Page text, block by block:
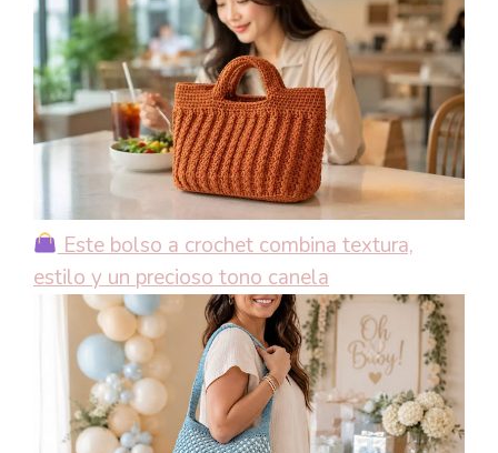
Este bolso a crochet combina textura,
estilo y un precioso tono canela